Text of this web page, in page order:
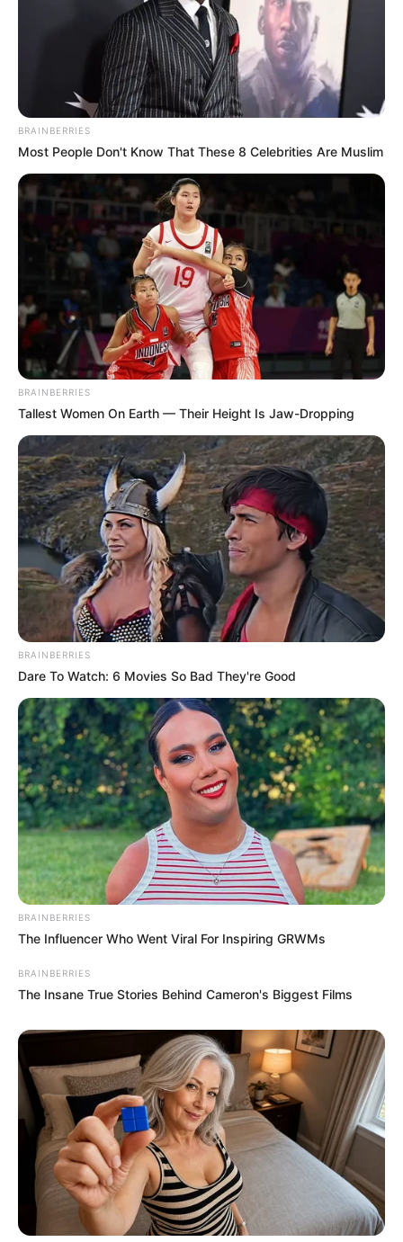
ΘΕΩΡΩ ΟΤΙ Ο ΓΡΗΓΟΡΗΣ ΤΑ ΓΝΩΡΙΖΕΙ ΑΥΤΑ. ΔΕΝ
ΜΠΟΡΕΙ ΝΑ ΜΗΝ ΤΑ ΓΝΩΡΙΖΕΙ. ΟΜΩΣ ΔΕΝ ΤΑ ΑΝΑΦΕΡΕΙ
ΚΑΝ ΣΤΟ ΚΕΙΜΕΝΟ ΤΟΥ. ΔΕΝ ΘΕΛΕΙ ΝΑ ΓΙΝΕΙ ΕΡΙΣΤΙΚΟΣ,
ΑΛΛΑ ΝΑ ΠΕΡΑΣΕΙ ΑΥΤΑ ΤΑ ΣΗΜΑΝΤΙΚΑ ΠΟΥ ΕΧΕΙ ΝΑ
ΠΕΙ. ΚΑΙ ΟΠΩΣ ΕΙΠΑ, ΤΑ ΚΑΤΑΦΕΡΝΕΙ ΘΑΥΜΑΣΙΑ. ΜΠΟΡΩ
ΝΑ ΠΩ ΟΤΙ ΔΙΝΕΙ ΜΑΘΗΜΑΤΑ. ΓΙΑΤΙ ΤΟ ΖΗΤΟΥΜΕΝΟ ΔΕΝ
ΕΙΝΑΙ ΝΑ ΒΓΕΙ ΚΑΙ ΝΑ ΚΑΤΗΓΟΡΗΣΕΙ ΑΝΟΙΚΤΑ
ΟΠΟΙΟΝΔΗΠΟΤΕ ΚΙΑΜΟ ΠΟΥ ΠΕΦΤΕΙ ΣΕ ΑΤΟΠΗΜΑ. ΤΟ
ΖΗΤΟΥΜΕΝΟ ΕΙΝΑΙ ΜΕ ΤΟΝ ΛΟΓΟ ΤΟΥ ΝΑ ΔΙΑΔΩΣΕΙ ΤΗΝ
ΑΛΗΘΕΙΑ.
ΔΙΑΒΑΣΤΕ:ΠΟΥΤΙΝ: “ΟΠΟΙΟΣ ΠΡΟΣΠΑΘΕΙ ΝΑ
ΞΕΚΙΝΗΣΕΙ ΤΟΝ ΤΡΙΤΟ ΠΑΓΚΟΣΜΙΟ ΠΟΛΕΜΟ,
ΓΝΩΡΙΖΕΙ ΠΟΛΥ ΚΑΛΑ ΟΤΙ ΔΕΝ ΜΠΟΡΕΙ ΝΑ
ΒΓΕΙ ΝΙΚΗΤΗΣ ΑΠΟ ΑΥΤΟΝ”.
ΕΝΑ ΒΙΒΛΙΟ ΠΟΥ ΠΡΕΠΕΙ ΝΑ ΑΠΟΚΤΗΣΕΙΣ
Advertisement
BRAINBERRIES
Most People Don't Know That These 8 Celebrities Are Muslim
BRAINBERRIES
Tallest Women On Earth — Their Height Is Jaw-Dropping
BRAINBERRIES
Dare To Watch: 6 Movies So Bad They're Good
BRAINBERRIES
The Influencer Who Went Viral For Inspiring GRWMs
BRAINBERRIES
The Insane True Stories Behind Cameron's Biggest Films